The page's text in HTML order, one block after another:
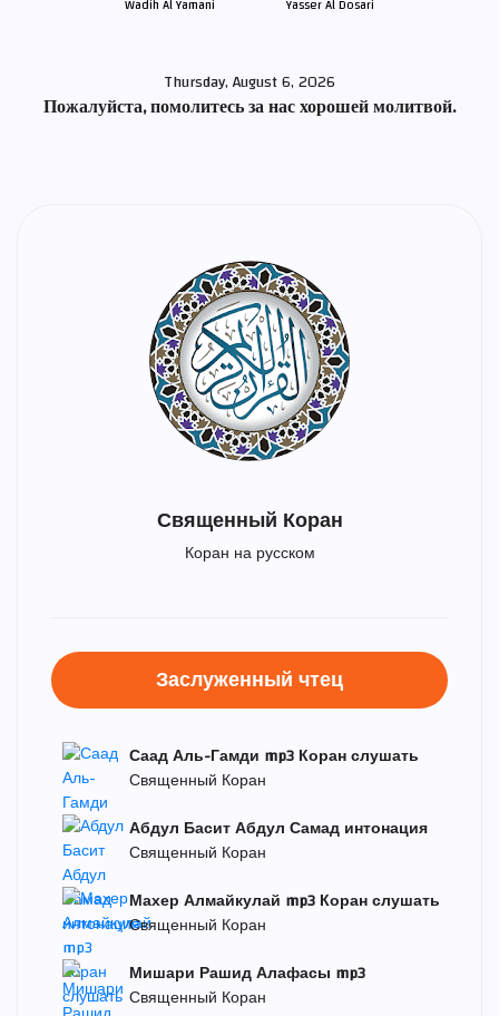
Wadih Al Yamani Yasser Al Dosari
Thursday, August 6, 2026
Пожалуйста, помолитесь за нас хорошей молитвой.
Священный Коран
Коран на русском
Заслуженный чтец
Саад Аль-Гамди mp3 Коран слушать
Священный Коран
Абдул Басит Абдул Самад интонация
Священный Коран
Махер Алмайкулай mp3 Коран слушать
Священный Коран
Мишари Рашид Алафасы mp3
Священный Коран